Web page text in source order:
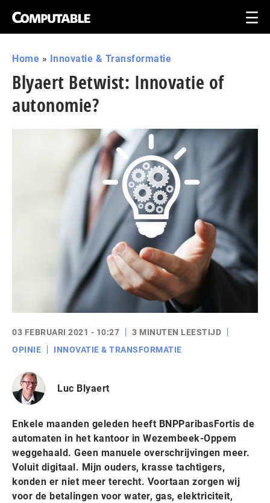
Home » Innovatie & Transformatie
Blyaert Betwist: Innovatie of
autonomie?
03 FEBRUARI 2021 - 10:27
3 MINUTEN LEESTIJD
OPINIE
INNOVATIE & TRANSFORMATIE
Luc Blyaert
Enkele maanden geleden heeft BNPParibasFortis de
automaten in het kantoor in Wezembeek-Oppem
weggehaald. Geen manuele overschrijvingen meer.
Voluit digitaal. Mijn ouders, krasse tachtigers,
konden er niet meer terecht. Voortaan zorgen wij
voor de betalingen voor water, gas, elektriciteit,